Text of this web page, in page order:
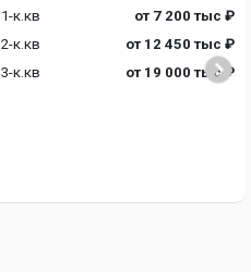
1-к.кв
от 7 200 тыс ₽
2-к.кв
от 12 450 тыс ₽
3-к.кв
от 19 000 тыс ₽